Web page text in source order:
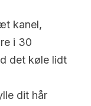
kanel,
i 30
det køle lidt
dit hår